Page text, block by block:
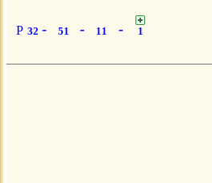
P 32 - 51 - 11 - 1